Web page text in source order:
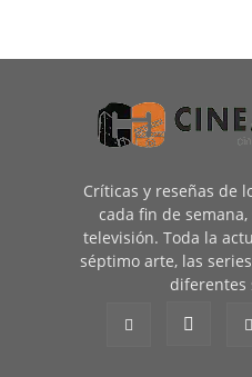
Críticas y reseñas de
cada fin de
televisión. Toda la
séptimo arte, las
diferentes